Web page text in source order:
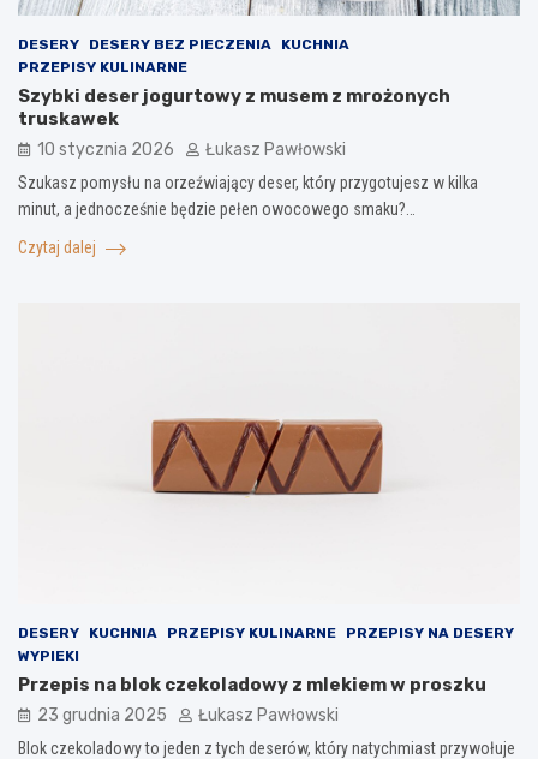
DESERY DESERY BEZ PIECZENIA
KUCHNIA
PRZEPISY KULINARNE
Szybki deser jogurtowy z musem z mrożonych
truskawek
10 stycznia 2026 Łukasz Pawłowski
Szukasz pomysłu na orzeźwiający deser, który przygotujesz w kilka
minut, a jednocześnie będzie pełen owocowego smaku?…
Czytaj dalej
DESERY KUCHNIA PRZEPISY KULINARNE
PRZEPISY NA DESERY
WYPIEKI
Przepis na blok czekoladowy z mlekiem w proszku
23 grudnia 2025 Łukasz Pawłowski
Blok czekoladowy to jeden z tych deserów, który natychmiast przywołuje